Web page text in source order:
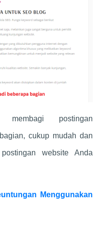
postingan
cukup mudah dan
website Anda
Menggunakan